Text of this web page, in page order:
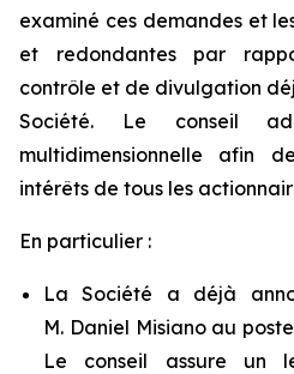
examiné ces demandes et
et redondantes par
contrôle et de divulgation
Société. Le conseil
multidimensionnelle afin
intérêts de tous les
En particulier :
La Société a déjà
M. Daniel Misiano au
Le conseil assure un